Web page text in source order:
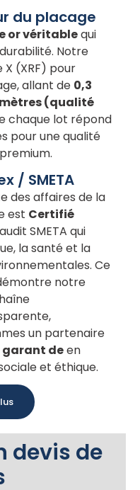
du placage
or véritablequi
Notre
(XRF) pour
allant de 0,3
(qualité
chaque lot répond
pour une qualité
/ SMETA
des affaires de la
est Certifié
SMETA qui
la santé et la
Ce
notre
un partenaire
garant deen
et éthique.
devis de